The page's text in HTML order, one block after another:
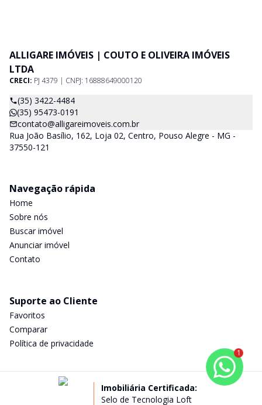
ALLIGARE IMÓVEIS | COUTO E OLIVEIRA IMÓVEIS
LTDA
CRECI: PJ 4379 | CNPJ: 16888649000120
(35) 3422-4484
(35) 95473-0191
contato@alligareimoveis.com.br
Rua João Basílio, 162, Loja 02, Centro, Pouso Alegre - MG -
37550-121
Navegação rápida
Home
Sobre nós
Buscar imóvel
Anunciar imóvel
Contato
Suporte ao Cliente
Favoritos
Comparar
Política de privacidade
Imobiliária Certificada:
Selo de Tecnologia Loft
1